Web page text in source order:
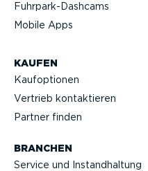
Fuhrpar­k-Da­shcams
Mobile Apps
KAUFEN
Kaufop­tionen
Vertrieb kontak­tieren
Partner finden
BRANCHEN
Service und Instand­haltung